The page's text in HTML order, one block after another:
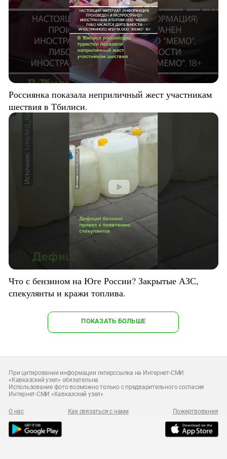
Россиянка показала неприличный жест участникам
шествия в Тбилиси.
Что с бензином на Юге России? Закрытые АЗС,
спекулянты и кражи топлива.
ПОКАЗАТЬ БОЛЬШЕ
При цитировании информации гиперссылка на Интернет-СМИ
«Кавказский узел» обязательна
Использование фото возможно только с предварительного согласия
Интернет-СМИ «Кавказский узел»
О нас Как связаться с нами Пожертвования